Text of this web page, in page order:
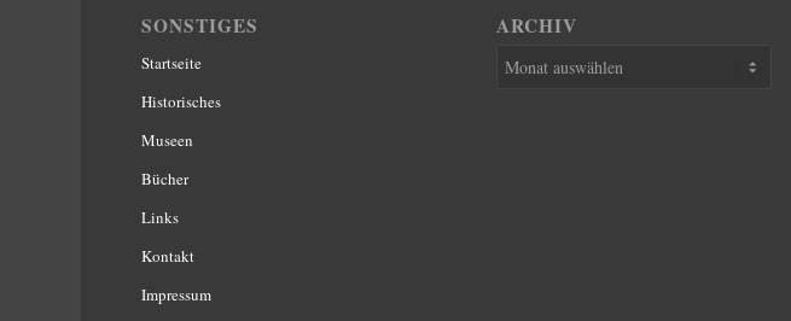
SONSTIGES
Startseite
Historisches
Museen
Bücher
Links
Kontakt
Impressum
ARCHIV